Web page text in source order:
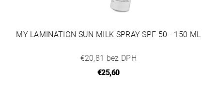
MY LAMINATION SUN MILK SPRAY SPF 50 - 150 ML
€20,81 bez DPH
€25,60